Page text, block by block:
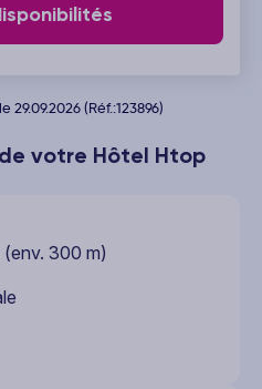
votre Hôtel Htop
(env. 300 m)
(Réf.:123896)